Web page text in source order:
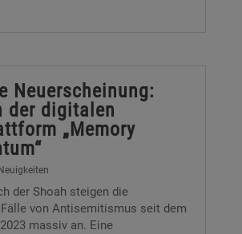
Neuerscheinung:
der digitalen
„Memory
Neuigkeiten
der Shoah steigen die
von Antisemitismus seit dem
massiv an. Eine